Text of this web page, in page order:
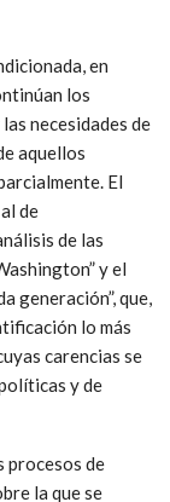
en
los
necesidades de
aquellos
El
de
de las
y el
generación”, que,
lo más
carencias se
y de
procesos de
la que se